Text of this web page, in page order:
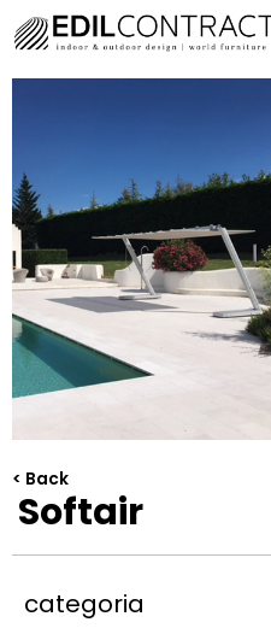
< Back
Softair
categoria